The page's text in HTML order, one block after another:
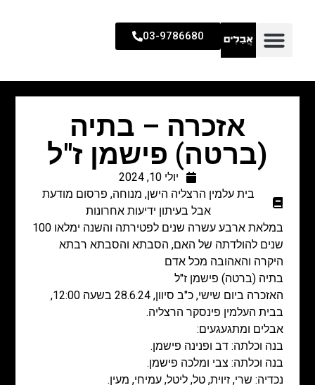
03-9786680
אזכרה – בתיה
(ברטה) פישמן ז"ל
יולי 10, 2024
בית עלמין הרצליה הישן, מנוחה, פרסום מודעת
אבל בעיתון ידיעות אחרונות
במלאת ארבע עשרה שנים לפטירתה והשנה ימלאו 100
שנים להולדתה של האם, הסבתא והסבתא רבתא
היקרה והאהובה מכל אדם
בתיה (ברטה) פישמן ז"ל
האזכרה ביום שישי, כ"ב סיוון, 28.6.24 בשעה 12:00,
בבית העלמין פינסקר הרצליה.
אבלים ומתגעגעים:
בנה וכלתה: דב ופנינה פישמן.
בנה וכלתה: צבי ומלכה פישמן.
נכדיה: שרי, זיוית, טל, ליטל, עמיחי, מעין.